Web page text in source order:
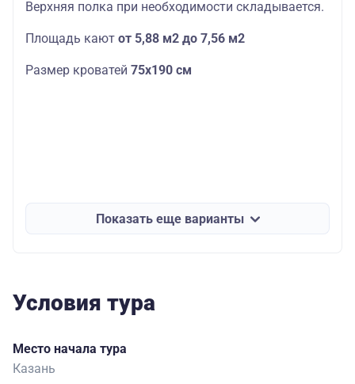
Верхняя полка при необходимости складывается.
Площадь кают от 5,88 м2 до 7,56 м2
Размер кроватей 75х190 см
Показать еще варианты
Условия тура
Место начала тура
Казань